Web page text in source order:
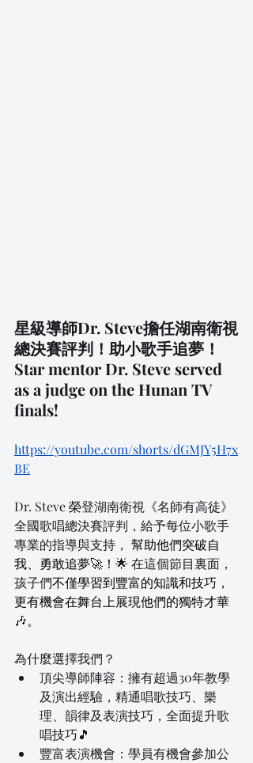
星級導師Dr. Steve擔任湖南衛視
總決賽評判！助小歌手追夢！
Star mentor Dr. Steve served
as a judge on the Hunan TV
finals!
https://youtube.com/shorts/dGMJY5H7x
BE
Dr. Steve 榮登湖南衛視《名師有高徒》
全國歌唱總決賽評判，給予每位小歌手
專業的指導與支持， 幫助他們突破自
我、勇敢追夢🚀！ 🌟 在這個節目裏面，
孩子們不僅學習到豐富的知識和技巧，
更有機會在舞台上展現他們的獨特才華
🎶。
為什麼選擇我們？
頂尖導師陣容：擁有超過30年教學
及演出經驗，精通唱歌技巧、樂
理、韻律及表演技巧，全面提升歌
唱技巧🎵
豐富表演機會：學員有機會參加公